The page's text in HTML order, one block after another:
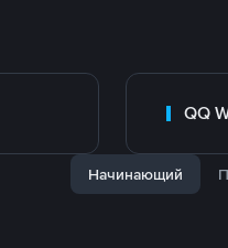
QQ
Начинающий